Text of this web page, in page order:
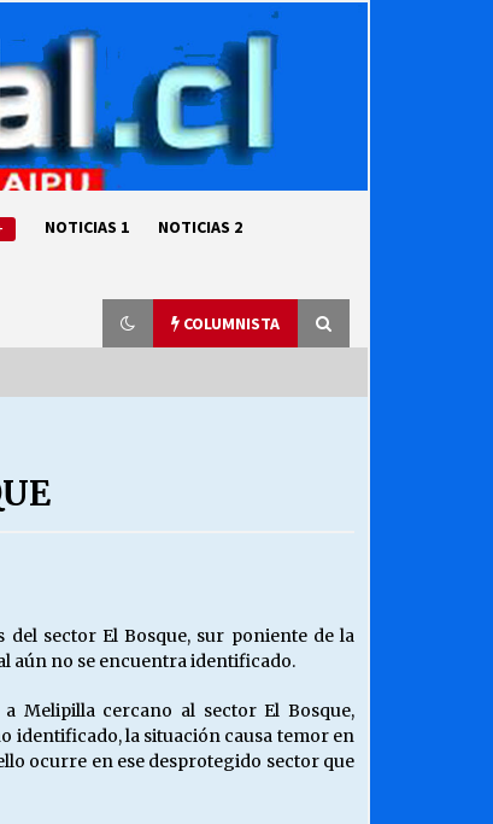
NOTICIAS 1 NOTICIAS 2
COLUMNISTA
16/05/2026
sector El Bosque, sur poniente de la
aún no se encuentra identificado.
Melipilla cercano al sector El Bosque,
identificado, la situación causa temor en
ocurre en ese desprotegido sector que